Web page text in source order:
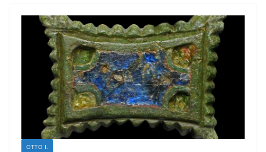
OTTO I.